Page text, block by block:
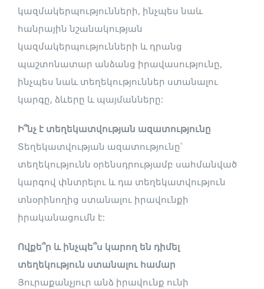
Օգտակար հղումներ
կազմակերպությունների, ինչպես նաև
հանրային նշանակության
կազմակերպությունների և դրանց
պաշտոնատար անձանց իրավասությունը,
ինչպես նաև տեղեկություններ ստանալու
կարգը, ձևերը և պայմանները:
Ի՞նչ է տեղեկատվության ազատությունը
Տեղեկատվության ազատությունը՝
տեղեկությունն օրենսդրությամբ սահմանված
կարգով փնտրելու և դա տեղեկատվություն
տնօրինողից ստանալու իրավունքի
իրականացումն է:
Ովքե՞ր և ինչպե՞ս կարող են դիմել
տեղեկություն ստանալու համար
Յուրաքանչյուր անձ իրավունք ունի